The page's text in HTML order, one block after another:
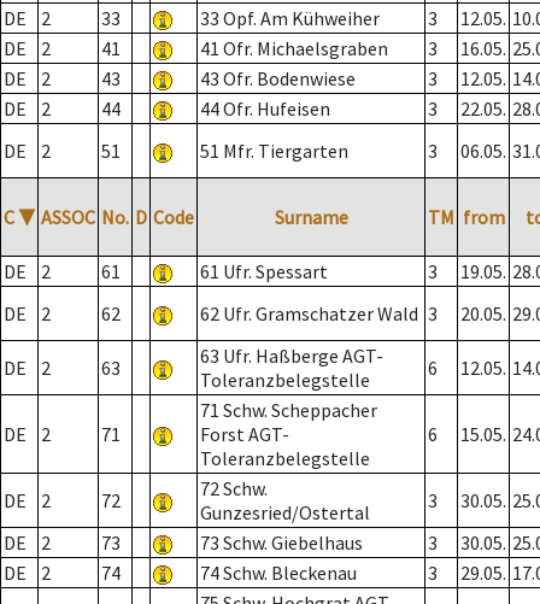
DE
2 33 33 Opf. Am Kühweiher 3 12.05.
DE
2 41 41 Ofr. Michaelsgraben 3 16.05.
DE
2 43 43 Ofr. Bodenwiese 3 12.05.
DE
2 44 44 Ofr. Hufeisen 3 22.05.
DE
2 51 51 Mfr. Tiergarten 3 06.05.
C ▼ ASSOC No. D Code Surname TM from
DE 2 61 61 Ufr. Spessart 3 19.05.
DE
2 62 62 Ufr. Gramschatzer Wald 3 20.05.
DE 2 63
63 Ufr. Haßberge AGT-
Toleranzbelegstelle
6 12.05.
DE 2 71
71 Schw. Scheppacher
Forst AGT-
Toleranzbelegstelle
6 15.05.
DE 2 72
72 Schw.
Gunzesried/Ostertal
3 30.05.
DE
2 73 73 Schw. Giebelhaus 3 30.05.
DE
2 74 74 Schw. Bleckenau 3 29.05.